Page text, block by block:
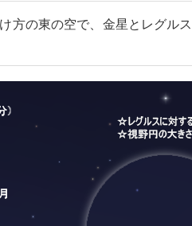
方の東の空で、金星とレグル